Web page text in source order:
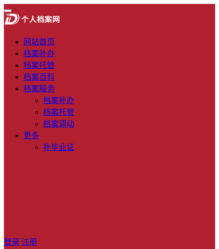
网站首页
档案补办
档案托管
档案百科
档案服务
档案补办
档案托管
档案调动
更多
补毕业证
登录 注册